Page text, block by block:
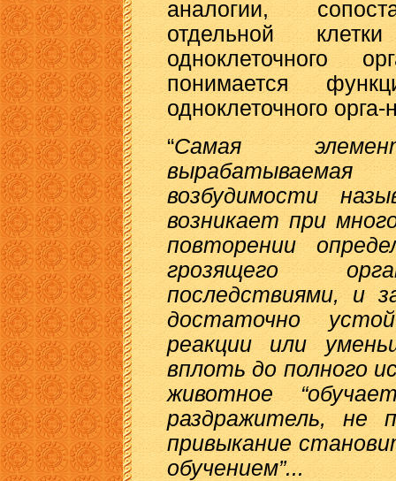
аналогии,
отдельной
одноклеточного
понимается
одноклеточного орга-
“Самая
возбудимости
возникает при
повторении
грозящего
последствиями, и
достаточно
реакции или
вплоть до полного
животное
раздражитель, не
привыкание
обучением”...